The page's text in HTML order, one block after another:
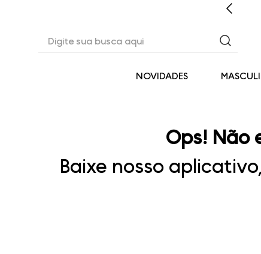
NOVIDADES
Ops! Não
Baixe nosso